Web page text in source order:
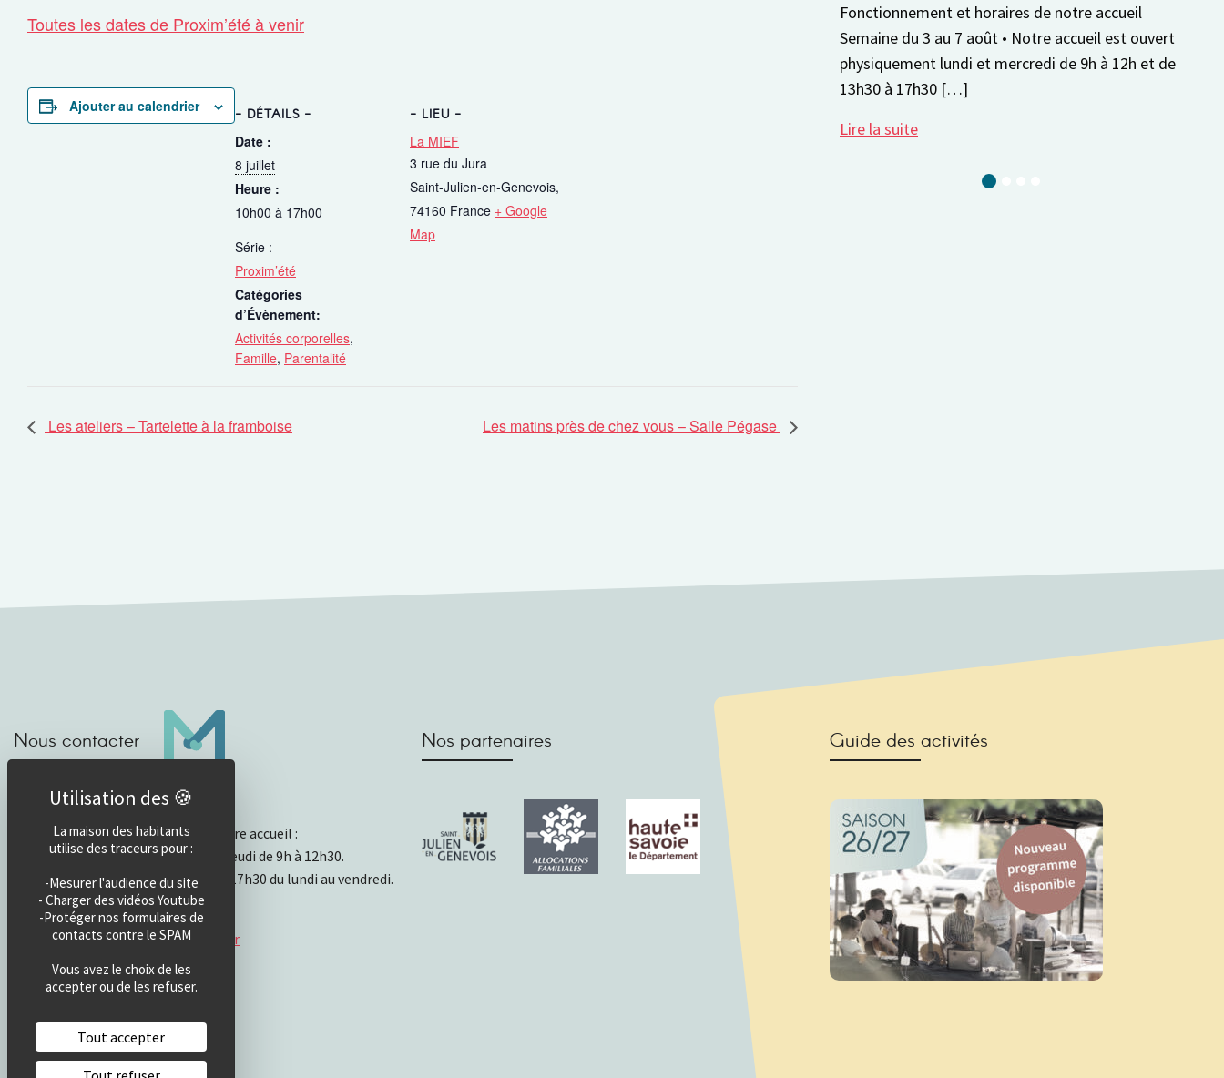
Toutes les dates de Proxim’été à venir
Ajouter au calendrier
DÉTAILS
Date :
8 juillet
Heure :
10h00 à 17h00
Série :
Proxim’été
Catégories
d’Évènement:
Activités corporelles,
Famille, Parentalité
LIEU
La MIEF
3 rue du Jura
Saint-Julien-en-Genevois,
74160 France + Google
Map
Les ateliers – Tartelette à la framboise Les matins près de chez vous – Salle Pégase
Fonctionnement et horaires de notre accueil
Semaine du 3 au 7 août • Notre accueil est ouvert
physiquement lundi et mercredi de 9h à 12h et de
13h30 à 17h30 […]
La Maison des
8 au 30 août.
réserver votre
Nous contacter
Horaires et fonctionnement de notre accueil :
- Ouvert physiquement du lundi au jeudi de 9h à 12h30.
- Par mail ou téléphone de 13h30 à 17h30 du lundi au vendredi.
Téléphone : 04 50 49 23 68
Email :info@maisondeshabitants.fr
Nos partenaires Guide des activités
La maison des habitants
utilise des traceurs pour :
-Mesurer l'audience du site
- Charger des vidéos Youtube
-Protéger nos formulaires de
contacts contre le SPAM
Vous avez le choix de les
accepter ou de les refuser.
Tout accepter